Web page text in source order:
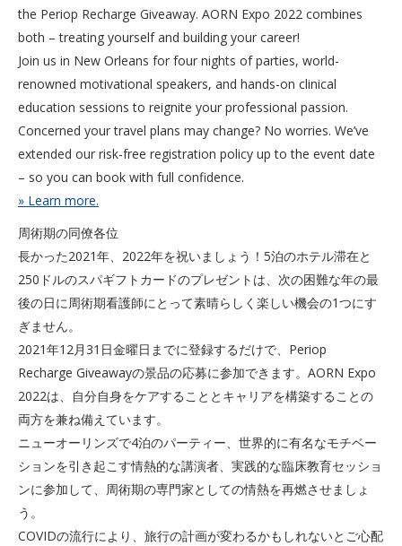
the Periop Recharge Giveaway. AORN Expo 2022 combines
both – treating yourself and building your career!
Join us in New Orleans for four nights of parties, world-
renowned motivational speakers, and hands-on clinical
education sessions to reignite your professional passion.
Concerned your travel plans may change? No worries. We’ve
extended our risk-free registration policy up to the event date
– so you can book with full confidence.
» Learn more.
周術期の同僚各位
長かった2021年、2022年を祝いましょう！5泊のホテル滞在と
250ドルのスパギフトカードのプレゼントは、次の困難な年の最
後の日に周術期看護師にとって素晴らしく楽しい機会の1つにす
ぎません。
2021年12月31日金曜日までに登録するだけで、Periop
Recharge Giveawayの景品の応募に参加できます。AORN Expo
2022は、自分自身をケアすることとキャリアを構築することの
両方を兼ね備えています。
ニューオーリンズで4泊のパーティー、世界的に有名なモチベー
ションを引き起こす情熱的な講演者、実践的な臨床教育セッショ
ンに参加して、周術期の専門家としての情熱を再燃させましょ
う。
COVIDの流行により、旅行の計画が変わるかもしれないとご心配